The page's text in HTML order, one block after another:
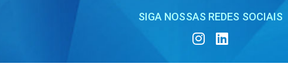
SIGA NOSSAS REDES SOCIAIS